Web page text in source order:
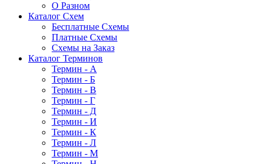
О Разном
Каталог Схем
Бесплатные Схемы
Платные Схемы
Схемы на Заказ
Каталог Терминов
Термин - А
Термин - Б
Термин - В
Термин - Г
Термин - Д
Термин - И
Термин - К
Термин - Л
Термин - М